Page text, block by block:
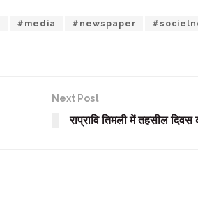
#media #newspaper
Next Post
राप्रावि तिमली में तहसील